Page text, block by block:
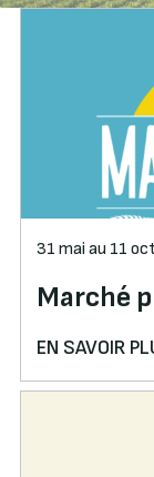
31 mai au 11
Marché
EN SAVOIR